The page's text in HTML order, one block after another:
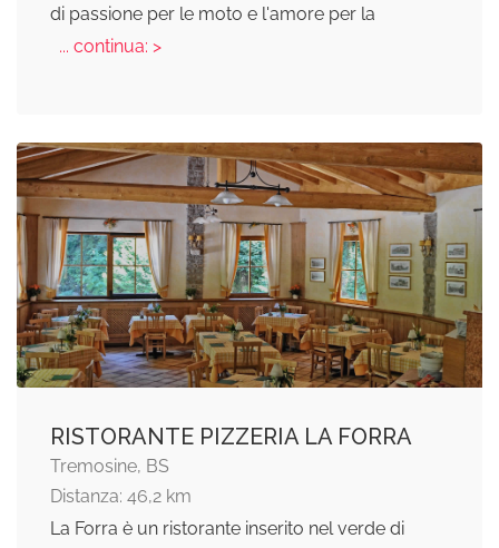
di passione per le moto e l'amore per la
... continua: >
RISTORANTE PIZZERIA LA FORRA
Tremosine, BS
Distanza: 46,2 km
La Forra è un ristorante inserito nel verde di